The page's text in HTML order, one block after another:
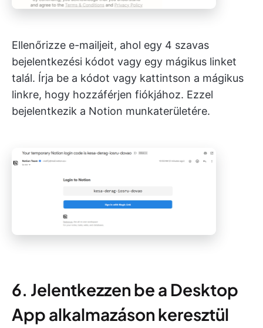
Ellenőrizze e-mailjeit, ahol egy 4 szavas
bejelentkezési kódot vagy egy mágikus linket
talál. Írja be a kódot vagy kattintson a mágikus
linkre, hogy hozzáférjen fiókjához. Ezzel
bejelentkezik a Notion munkaterületére.
6. Jelentkezzen be a Desktop
App alkalmazáson keresztül